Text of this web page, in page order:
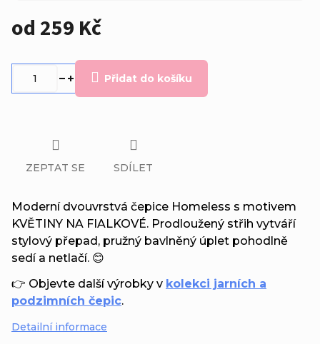
od 259 Kč
Přidat do košíku
Moderní dvouvrstvá čepice Homeless s motivem
KVĚTINY NA FIALKOVÉ. Prodloužený střih vytváří
stylový přepad, pružný bavlněný úplet pohodlně
sedí a netlačí. 😊
👉 Objevte další výrobky v kolekci jarních a
podzimních čepic.
Detailní informace
ZEPTAT SE SDÍLET